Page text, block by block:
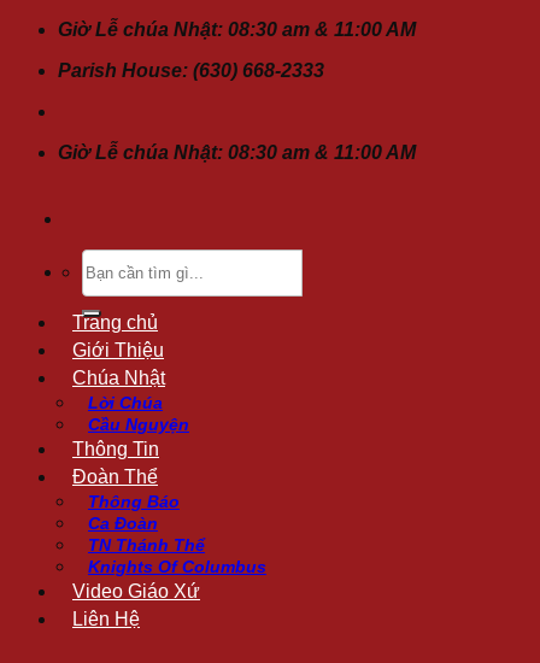
ChuyểnGiờ Lễ chúa Nhật: 08:30 am & 11:00 AM
Parish House: (630) 668-2333
Giờ Lễ chúa Nhật: 08:30 am & 11:00 AM
Tìm
kiếm:
Trang chủ
Giới Thiệu
Chúa Nhật
Lời Chúa
Cầu Nguyện
Thông Tin
Đoàn Thể
Thông Báo
Ca Đoàn
TN Thánh Thể
Knights Of Columbus
Video Giáo Xứ
Liên Hệ